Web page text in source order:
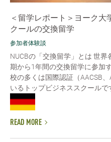
＜留学レポート＞ヨーク大
クールの交換留学
参加者体験談
NUCBの「交換留学」とは 世
期から1年間の交換留学に参加
校の多くは国際認証（AACSB
いるトップビジネススクールで
READ MORE